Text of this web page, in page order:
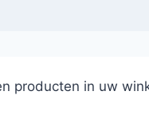
producten in uw